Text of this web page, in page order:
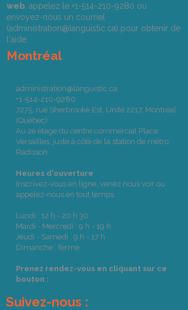
web , appelez le +1-514-210-9280 ou
envoyez-nous un courriel
(administration@languistic.ca) pour obtenir de
l'aide.
Montréal
administration@languistic.ca
+1-514-210-9280
7275, rue Sherbrooke Est, Unité 2217, Montréal
(Québec)
Au 2e étage du centre commercial Place
Versailles, juste à côté de la station de métro
Radisson
Heures d'ouverture
Inscrivez-vous en ligne, venez nous voir ou
appelez-nous en tout temps.
Lundi : 12 h - 20 h 30
Mardi - Mercredi : 9 h - 19 h
Jeudi - Samedi : 9 h - 17 h
Dimanche : fermé
Prenez rendez-vous en cliquant sur ce
bouton :
Suivez-nous :